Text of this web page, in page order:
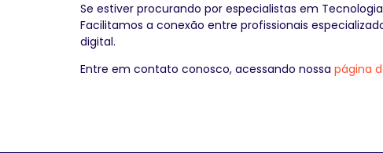
Se estiver procurando por especialistas em
Facilitamos a conexão entre profissionais
digital.
Entre em contato conosco, acessando nossa página